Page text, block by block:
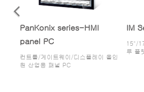
PanKonix series-HMI
panel PC
컨트롤/게이트웨이/디스플레이 올인
원 산업용 패널 PC
IM
15"/
루 플